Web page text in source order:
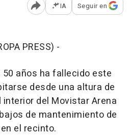
Abrir opciones para
IA Seguir en
PRESS) -
50 años ha fallecido este
desde una altura de
del Movistar Arena
de mantenimiento de
el recinto.